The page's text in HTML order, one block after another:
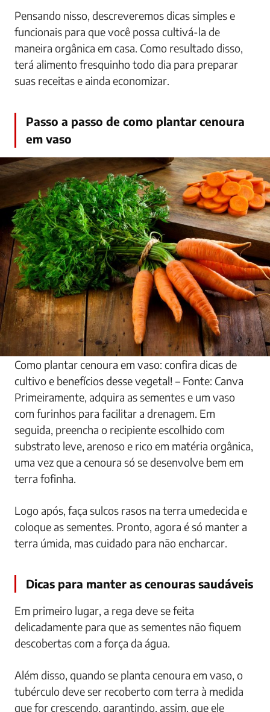
Pensando nisso, descreveremos dicas simples e
funcionais para que você possa cultivá-la de
maneira orgânica em casa. Como resultado disso,
terá alimento fresquinho todo dia para preparar
suas receitas e ainda economizar.
Passo a passo de como plantar cenoura
em vaso
Como plantar cenoura em vaso: confira dicas de
cultivo e benefícios desse vegetal! – Fonte: Canva
Primeiramente, adquira as sementes e um vaso
com furinhos para facilitar a drenagem. Em
seguida, preencha o recipiente escolhido com
substrato leve, arenoso e rico em matéria orgânica,
uma vez que a cenoura só se desenvolve bem em
terra fofinha.
Logo após, faça sulcos rasos na terra umedecida e
coloque as sementes. Pronto, agora é só manter a
terra úmida, mas cuidado para não encharcar.
Dicas para manter as cenouras saudáveis
Em primeiro lugar, a rega deve se feita
delicadamente para que as sementes não fiquem
descobertas com a força da água.
Além disso, quando se planta cenoura em vaso, o
tubérculo deve ser recoberto com terra à medida
que for crescendo, garantindo, assim, que ele